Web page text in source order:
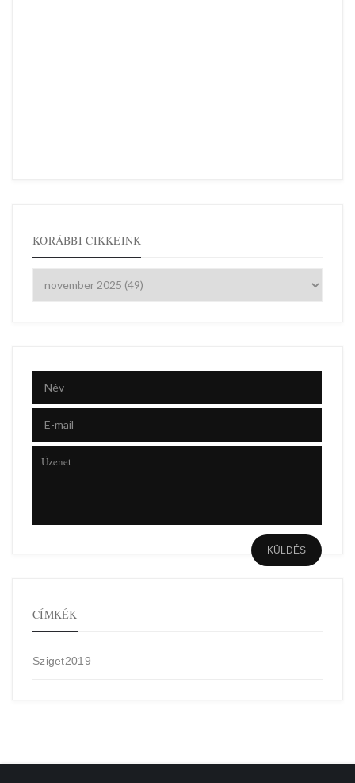
KORÁBBI CIKKEINK
CÍMKÉK
Sziget2019